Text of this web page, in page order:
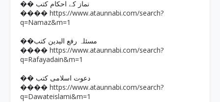
�� نماز کے احکام کتب
���� https://www.ataunnabi.com/search?
q=Namaz&m=1
��مسئلہ رفع الیدین کتب
���� https://www.ataunnabi.com/search?
q=Rafayadain&m=1
�� دعوت اسلامی کتب
���� https://www.ataunnabi.com/search?
q=Dawateislami&m=1